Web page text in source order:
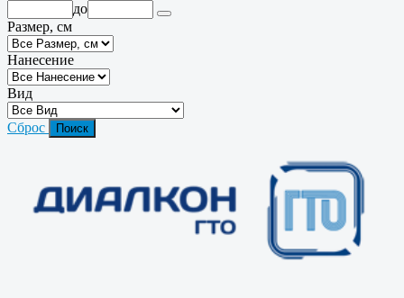
до
Размер, см
Нанесение
Вид
Сброс